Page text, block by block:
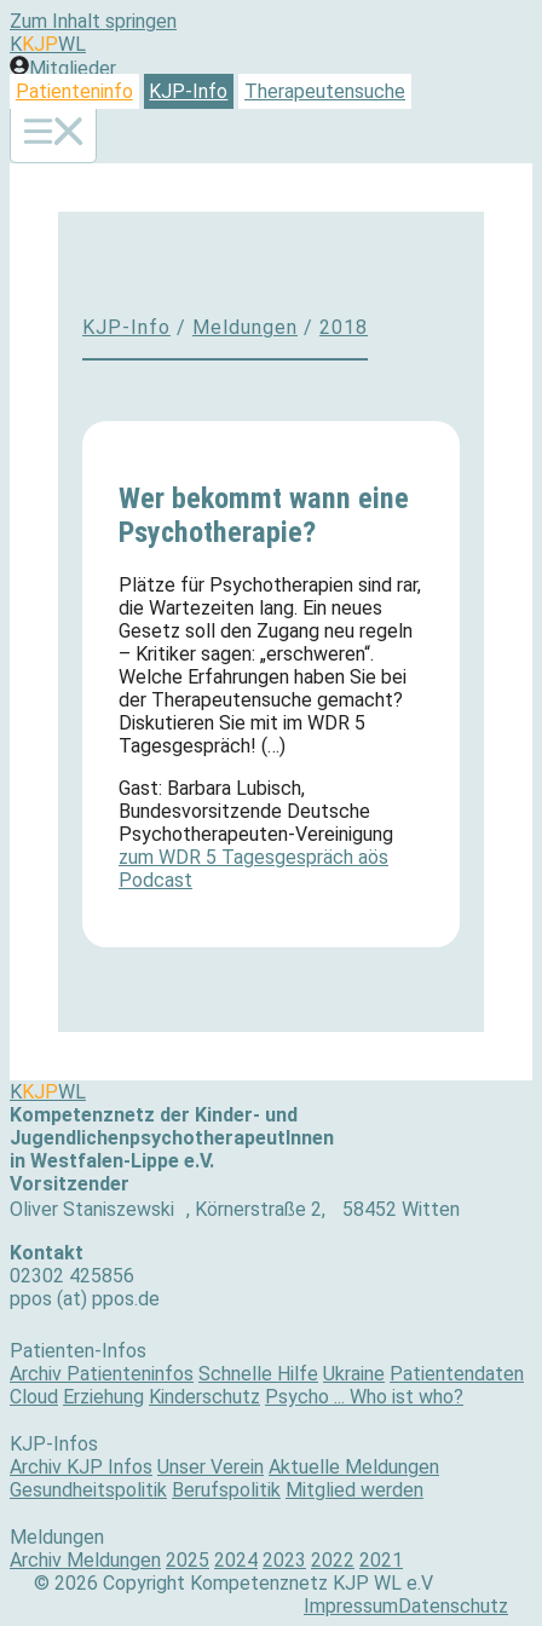
Zum Inhalt springen
KKJPWL
Mitglieder
Patienteninfo
KJP-Info Therapeutensuche
KJP-Info / Meldungen / 2018
Wer bekommt wann eine
Psychotherapie?
Plätze für Psychotherapien sind rar,
die Wartezeiten lang. Ein neues
Gesetz soll den Zugang neu regeln
– Kritiker sagen: „erschweren“.
Welche Erfahrungen haben Sie bei
der Therapeutensuche gemacht?
Diskutieren Sie mit im WDR 5
Tagesgespräch! (…)
Gast: Barbara Lubisch,
Bundesvorsitzende Deutsche
Psychotherapeuten-Vereinigung
zum WDR 5 Tagesgespräch aös
Podcast
KKJPWL
Kompetenznetz der Kinder- und
JugendlichenpsychotherapeutInnen
in Westfalen-Lippe e.V.
Vorsitzender
Oliver Staniszewski , Körnerstraße 2, 58452 Witten
Kontakt
02302 425856
ppos (at) ppos.de
Patienten-Infos
Archiv Patienteninfos Schnelle Hilfe Ukraine Patientendaten
Cloud Erziehung Kinderschutz Psycho ... Who ist who?
KJP-Infos
Archiv KJP Infos Unser Verein Aktuelle Meldungen
Gesundheitspolitik Berufspolitik Mitglied werden
Meldungen
Archiv Meldungen 2025 2024 2023 2022 2021
© 2026 Copyright Kompetenznetz KJP WL e.V
ImpressumDatenschutz